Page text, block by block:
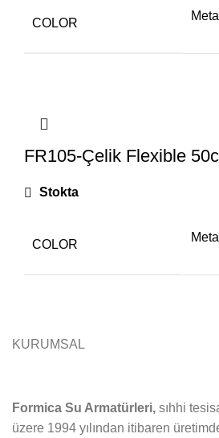
COLOR
FR105-Çelik Flexible
Stokta
COLOR
KURUMSAL
Formica Su Armatürleri, sıhhi
üzere 1994 yılından itibaren